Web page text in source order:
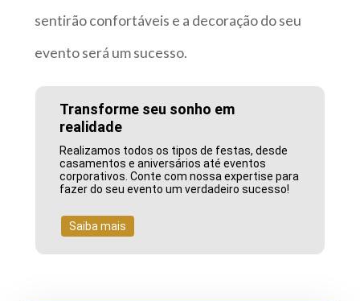
sentirão confortáveis e a decoração do seu
evento será um sucesso.
Transforme seu sonho em
realidade
Realizamos todos os tipos de festas, desde
casamentos e aniversários até eventos
corporativos. Conte com nossa expertise para
fazer do seu evento um verdadeiro sucesso!
Saiba mais